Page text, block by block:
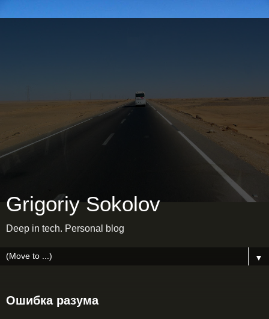
Grigoriy Sokolov
Deep in tech. Personal blog
▼
Ошибка разума